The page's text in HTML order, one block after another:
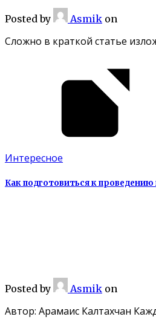
Postedby Asmik on
Сложно в краткой статье
Интересное
Как подготовиться к
Postedby Asmik on
Автор: Арамаис Калтахчан